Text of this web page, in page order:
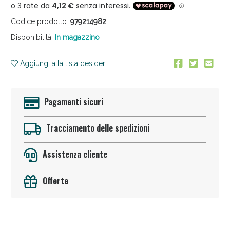
Codice prodotto: 979214982
Disponibilità: In magazzino
Aggiungi alla lista desideri
Pagamenti sicuri
Tracciamento delle spedizioni
Assistenza cliente
Offerte